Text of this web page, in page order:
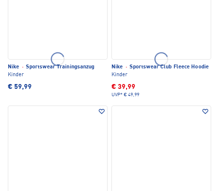
Nike · Sportswear Trainingsanzug
Kinder
€ 59,99
Nike · Sportswear Club Fleece Hoodie
Kinder
€ 39,99
UVP* € 49,99